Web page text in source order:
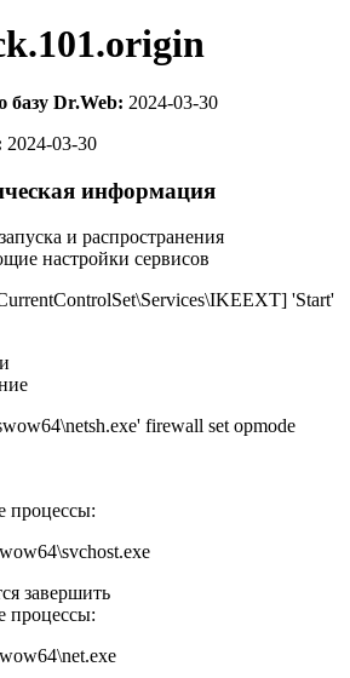
базу Dr.Web: 2024-03-30
2024-03-30
информация
и распространения
настройки сервисов
'Start'
firewall set opmode
процессы:
завершить
процессы: